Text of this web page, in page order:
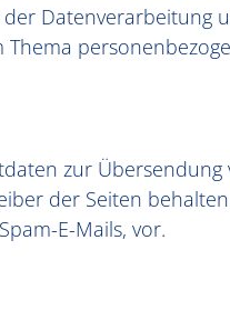
Datenverarbeitung
zur
der Seiten
E-Mails, vor.